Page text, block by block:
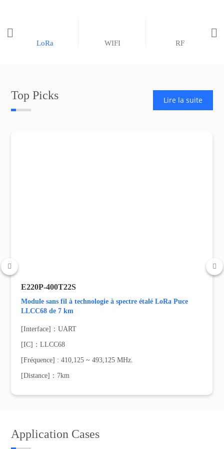
LoRa WIFI RF
 
Top Picks Lire la suite
E220P-400T22S
Module sans fil à technologie à spectre étalé LoRa Puce
LLCC68 de 7 km
[Interface]：UART
[IC]：LLCC68
[Fréquence] : 410,125 ~ 493,125 MHz.
[Distance]：7km
 
Application Cases